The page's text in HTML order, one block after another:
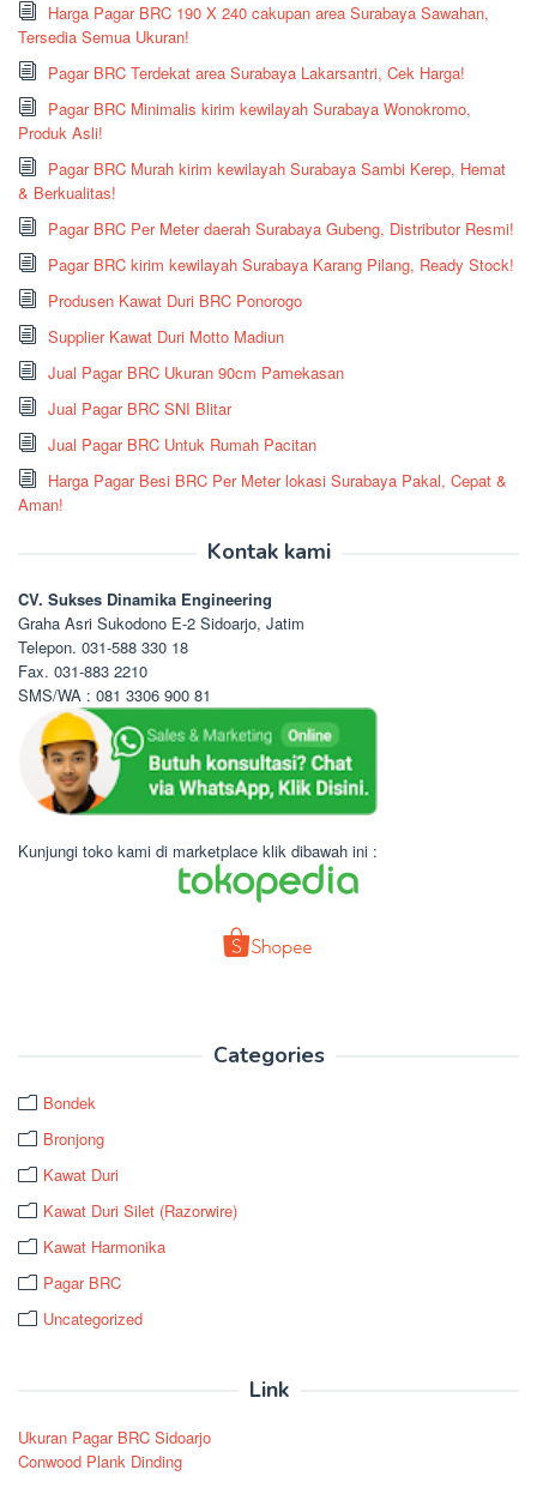
Harga Pagar BRC 190 X 240 cakupan area Surabaya Sawahan,
Tersedia Semua Ukuran!
Pagar BRC Terdekat area Surabaya Lakarsantri, Cek Harga!
Pagar BRC Minimalis kirim kewilayah Surabaya Wonokromo,
Produk Asli!
Pagar BRC Murah kirim kewilayah Surabaya Sambi Kerep, Hemat
& Berkualitas!
Pagar BRC Per Meter daerah Surabaya Gubeng, Distributor Resmi!
Pagar BRC kirim kewilayah Surabaya Karang Pilang, Ready Stock!
Produsen Kawat Duri BRC Ponorogo
Supplier Kawat Duri Motto Madiun
Jual Pagar BRC Ukuran 90cm Pamekasan
Jual Pagar BRC SNI Blitar
Jual Pagar BRC Untuk Rumah Pacitan
Harga Pagar Besi BRC Per Meter lokasi Surabaya Pakal, Cepat &
Aman!
Kontak kami
CV. Sukses Dinamika Engineering
Graha Asri Sukodono E-2 Sidoarjo, Jatim
Telepon. 031-588 330 18
Fax. 031-883 2210
SMS/WA : 081 3306 900 81
Kunjungi toko kami di marketplace klik dibawah ini :
Categories
Bondek
Bronjong
Kawat Duri
Kawat Duri Silet (Razorwire)
Kawat Harmonika
Pagar BRC
Uncategorized
Link
Ukuran Pagar BRC Sidoarjo
Conwood Plank Dinding